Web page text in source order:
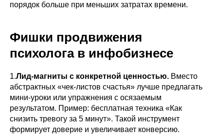
порядок больше при меньших затратах времени.
Фишки продвижения
психолога в инфобизнесе
1.Лид-магниты с конкретной ценностью. Вместо
абстрактных «чек-листов счастья» лучше предлагать
мини-уроки или упражнения с осязаемым
результатом. Пример: бесплатная техника «Как
снизить тревогу за 5 минут». Такой инструмент
формирует доверие и увеличивает конверсию.